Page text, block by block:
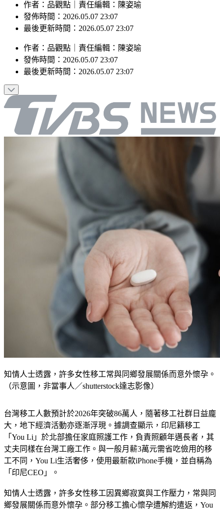
作者：品觀點｜責任編輯：陳姿瑜
發佈時間：2026.05.07 23:07
最後更新時間：2026.05.07 23:07
作者 ： 品觀點 責任編輯 ： 陳姿瑜
發佈時間： 2026.05.07 23:07
最後更新時間： 2026.05.07 23:07
知情人士透露，許多女性移工常與同鄉發展關係而意外懷孕。
（示意圖，非當事人／shutterstock達志影像）
台灣移工人數預計於2026年突破86萬人，隨著移工社群日益龐
大，地下經濟活動亦逐漸浮現。據調查顯示，印尼籍移工
「You Li」於北部擔任家庭照護工作，負責照顧年邁長者，其
丈夫同樣在台灣工廠工作。與一般月薪3萬元需省吃儉用的移
工不同，You Li生活奢侈，使用最新款iPhone手機，並自稱為
「印尼CEO」。
知情人士透露，許多女性移工因異鄉寂寞與工作壓力，常與同
鄉發展關係而意外懷孕。部分移工擔心懷孕遭解約遣返，You